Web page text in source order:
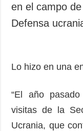
en el campo
Defensa
Lo hizo en una
“El año
visitas de la
Ucrania, que